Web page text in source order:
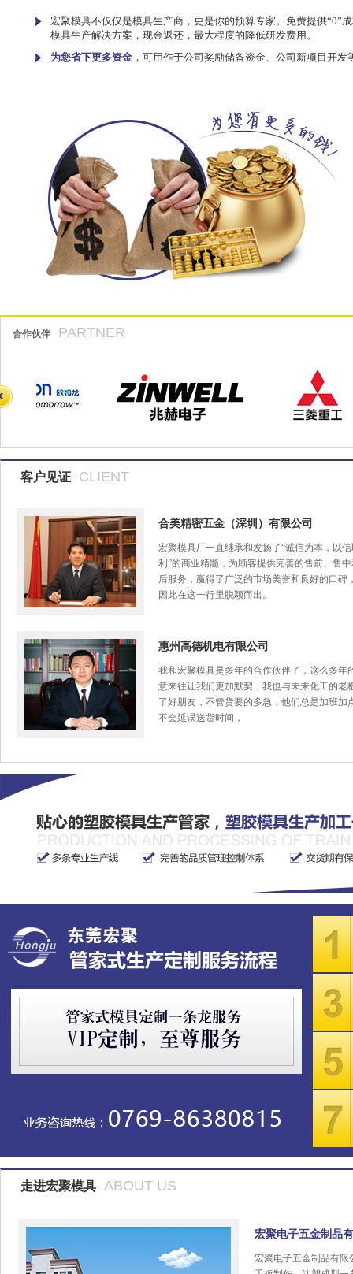
宏聚模具不仅仅是模具生产商，更是你的预算专家。免费提供“0”
模具生产解决方案，现金返还，最大程度的降低研发费用。
为您省下更多资金 ，可用作于公司奖励储备资金、公司新项目开发
合作伙伴 PARTNER
客户见证 CLIENT
合美精密五金（深圳）有限公司
宏聚模具厂一直继承和发扬了“诚信为本，以信
利”的商业精髓，为顾客提供完善的售前、售
后服务，赢得了广泛的市场美誉和良好的口碑
因此在这一行里脱颖而出。
惠州高德机电有限公司
我和宏聚模具是多年的合作伙伴了，这么多年
意来往让我们更加默契，我也与未来化工的老
了好朋友，不管货要的多急，他们总是加班加
不会延误送货时间，
走进宏聚模具 ABOUT US
宏聚电子五金制品
宏聚电子五金制品有限